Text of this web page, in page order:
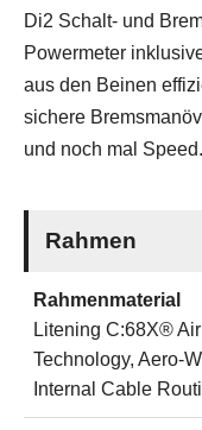
Di2 Schalt- und
Powermeter
aus den Beinen
sichere
und noch mal Speed.
Rahmen
Rahmenmaterial
Litening C:68X®
Technology, Aero-
Internal Cable